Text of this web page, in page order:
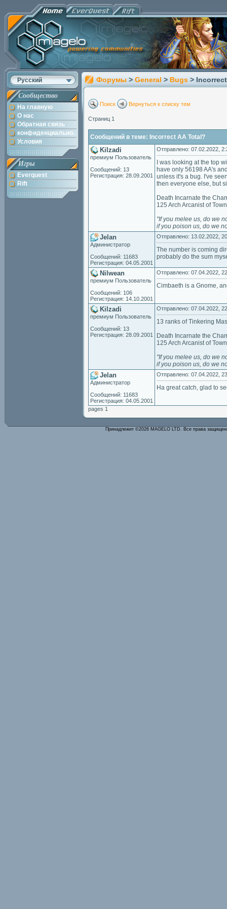
Русский
Сообщество
На главную
О нас
Обратная связь
конфиденциально.
Условия
Игры
Everquest
Rift
Форумы > General > Bugs >
Поиск Вернуться к списку тем
Страниц 1
Сообщений в теме: Incorrect AA Total?
Kilzadi
премиум Пользователь
Сообщений: 13
Регистрация: 28.09.2001
Отправлено: 07.02.2022,
I was looking at the top
have only 56198 AA's
unless it's a bug. I've
then everyone else, but
Death Incarnate the
125 Arch Arcanist of
"If you melee us, do we
if you poison us, do we
Jelan
Администратор
Сообщений: 11683
Регистрация: 04.05.2001
Отправлено: 13.02.2022,
The number is coming
probably do the sum
Nilwean
премиум Пользователь
Сообщений: 106
Регистрация: 14.10.2001
Отправлено: 07.04.2022,
Cimbaeth is a Gnome,
Kilzadi
премиум Пользователь
Сообщений: 13
Регистрация: 28.09.2001
Отправлено: 07.04.2022,
13 ranks of Tinkering
Death Incarnate the
125 Arch Arcanist of
"If you melee us, do we
if you poison us, do we
Jelan
Администратор
Сообщений: 11683
Регистрация: 04.05.2001
Отправлено: 07.04.2022,
Ha great catch, glad to
pages 1
Принадлежит ©2026 MAGELO LTD. Все права